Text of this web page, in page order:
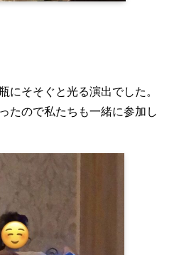
にそそぐと光る演出でした。
たので私たちも一緒に参加し